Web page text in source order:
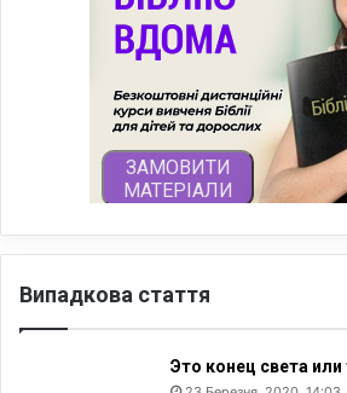
Випадкова стаття
Это конец света